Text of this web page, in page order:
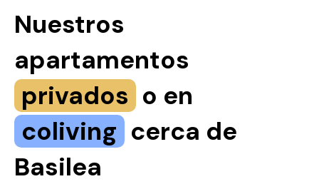
Nuestros
apartamentos
privados o en
coliving cerca de
Basilea